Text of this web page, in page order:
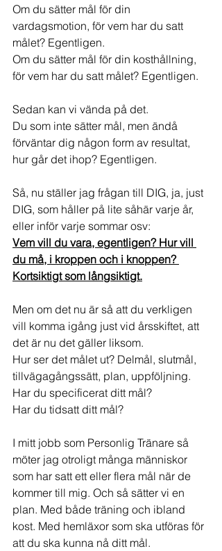
Om du sätter mål för din
vardagsmotion, för vem har du satt
målet? Egentligen.
Om du sätter mål för din kosthållning,
för vem har du satt målet? Egentligen.
Sedan kan vi vända på det.
Du som inte sätter mål, men ändå
förväntar dig någon form av resultat,
hur går det ihop? Egentligen.
Så, nu ställer jag frågan till DIG, ja, just
DIG, som håller på lite såhär varje år,
eller inför varje sommar osv:
Vem vill du vara, egentligen? Hur vill
du må, i kroppen och i knoppen?
Kortsiktigt som långsiktigt.
Men om det nu är så att du verkligen
vill komma igång just vid årsskiftet, att
det är nu det gäller liksom.
Hur ser det målet ut? Delmål, slutmål,
tillvägagångssätt, plan, uppföljning.
Har du specificerat ditt mål?
Har du tidsatt ditt mål?
I mitt jobb som Personlig Tränare så
möter jag otroligt många människor
som har satt ett eller flera mål när de
kommer till mig. Och så sätter vi en
plan. Med både träning och ibland
kost. Med hemläxor som ska utföras för
att du ska kunna nå ditt mål.